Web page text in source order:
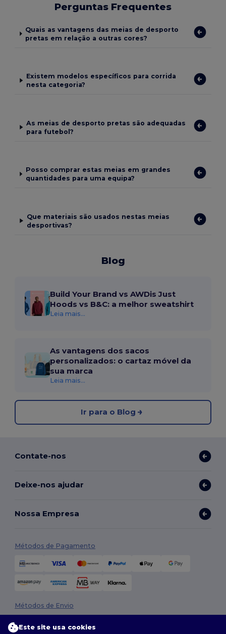
Perguntas Frequentes
Quais as vantagens das meias de desporto
pretas em relação a outras cores?
Existem modelos específicos para corrida
nesta categoria?
As meias de desporto pretas são adequadas
para futebol?
Posso comprar estas meias em grandes
quantidades para uma equipa?
Que materiais são usados nestas meias
desportivas?
Blog
Build Your Brand vs AWDis Just
Hoods vs B&C: a melhor sweatshirt
Leia mais...
As vantagens dos sacos
personalizados: o cartaz móvel da
sua marca
Leia mais...
Ir para o Blog
Contate-nos
Deixe-nos ajudar
Nossa Empresa
Métodos de Pagamento
Métodos de Envio
Este site usa cookies